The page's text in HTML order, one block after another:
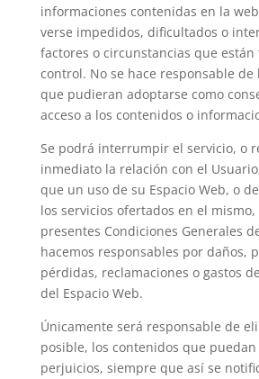
informaciones contenidas en la
verse impedidos, dificultados o
factores o circunstancias que están
control. No se hace responsable de
que pudieran adoptarse como
acceso a los contenidos o
Se podrá interrumpir el servicio, o
inmediato la relación con el
que un uso de su Espacio Web, o
los servicios ofertados en el
presentes Condiciones Generales
hacemos responsables por daños,
pérdidas, reclamaciones o gastos
del Espacio Web.
Únicamente será responsable de
posible, los contenidos que
perjuicios, siempre que así se